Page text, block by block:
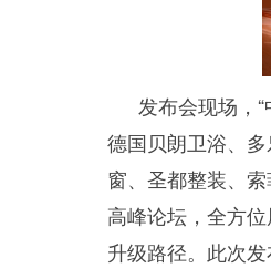
发布会现场，
德国贝朗卫浴、
窗、圣都整装、
高峰论坛，全方
升级路径。此次